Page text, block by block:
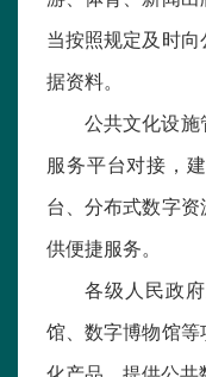
当按照规定及时
据资料。
公共文化设施
服务平台对接，
台、分布式数字
供便捷服务。
各级人民政
馆、数字博物馆